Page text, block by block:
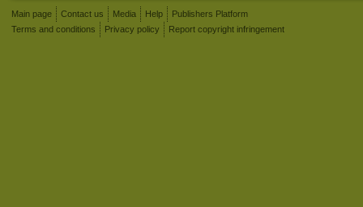
Main page Contact us Media Help
Publishers Platform
Terms and conditions
Privacy policy Report copyright infringement